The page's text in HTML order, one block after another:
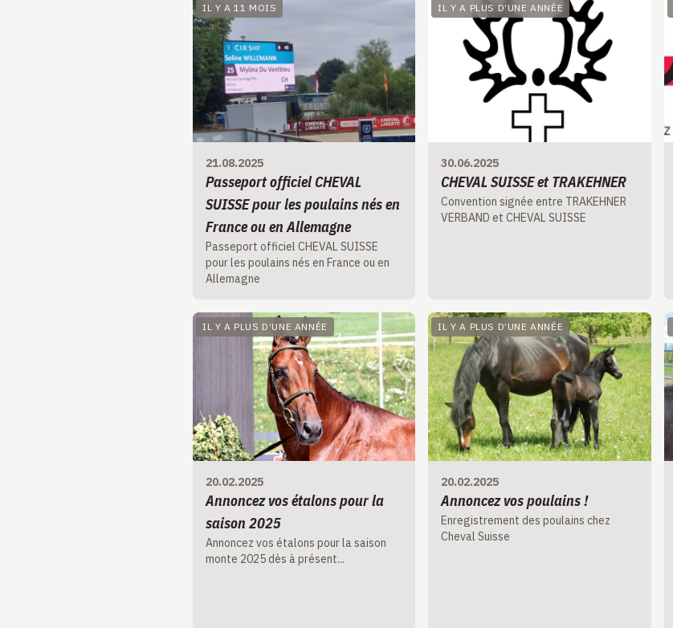
IL Y A 11 MOIS
21.08.2025
Passeport officiel CHEVAL
SUISSE pour les poulains nés en
France ou en Allemagne
Passeport officiel CHEVAL SUISSE
pour les poulains nés en France ou en
Allemagne
IL Y A PLUS D’UNE ANNÉE
30.06.2025
CHEVAL SUISSE et TRAKEHNER
Convention signée entre TRAKEHNER
VERBAND et CHEVAL SUISSE
IL Y A PLUS D’UNE ANNÉE
20.02.2025
Annoncez vos étalons pour la
saison 2025
Annoncez vos étalons pour la saison
monte 2025 dès à présent...
IL Y A PLUS D’UNE ANNÉE
20.02.2025
Annoncez vos poulains !
Enregistrement des poulains chez
Cheval Suisse